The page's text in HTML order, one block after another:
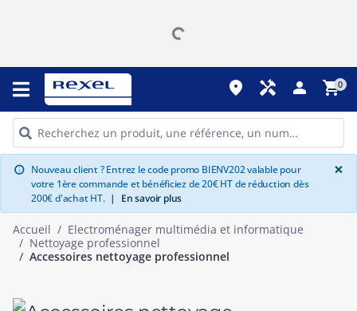
place handyman person shopping_cart0
info Nouveau client ? Entrez le code promo BIENV202 valable pour
votre 1ère commande et bénéficiez de 20€ HT de réduction dès
200€ d'achat HT. | En savoir plus
×
Accueil
Electroménager multimédia et informatique
Nettoyage professionnel
Accessoires nettoyage professionnel